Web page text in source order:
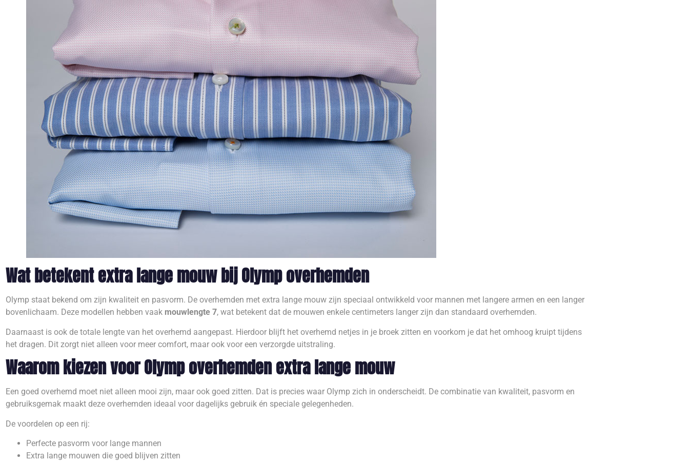
Wat betekent extra lange mouw bij Olymp overhemden
Olymp staat bekend om zijn kwaliteit en pasvorm. De overhemden met extra lange mouw zijn speciaal ontwikkeld voor mannen met langere armen en een langer
bovenlichaam. Deze modellen hebben vaak mouwlengte 7, wat betekent dat de mouwen enkele centimeters langer zijn dan standaard overhemden.
Daarnaast is ook de totale lengte van het overhemd aangepast. Hierdoor blijft het overhemd netjes in je broek zitten en voorkom je dat het omhoog kruipt tijdens
het dragen. Dit zorgt niet alleen voor meer comfort, maar ook voor een verzorgde uitstraling.
Waarom kiezen voor Olymp overhemden extra lange mouw
Een goed overhemd moet niet alleen mooi zijn, maar ook goed zitten. Dat is precies waar Olymp zich in onderscheidt. De combinatie van kwaliteit, pasvorm en
gebruiksgemak maakt deze overhemden ideaal voor dagelijks gebruik én speciale gelegenheden.
De voordelen op een rij:
Perfecte pasvorm voor lange mannen
Extra lange mouwen die goed blijven zitten